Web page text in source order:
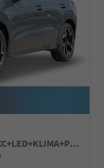
Limited SHZ+KAMERA+17" ALU+ACC+LED+KLIMA+PARK ASSIST